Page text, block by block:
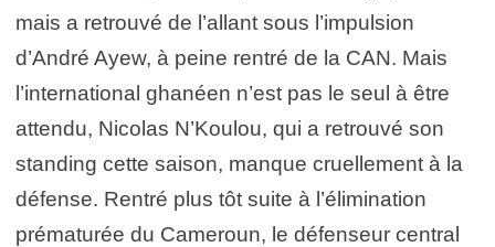
mais a retrouvé de l’allant sous l’impulsion
d’André Ayew, à peine rentré de la CAN. Mais
l’international ghanéen n’est pas le seul à être
attendu, Nicolas N’Koulou, qui a retrouvé son
standing cette saison, manque cruellement à la
défense. Rentré plus tôt suite à l’élimination
prématurée du Cameroun, le défenseur central